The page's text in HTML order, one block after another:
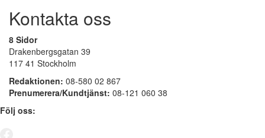
Kontakta oss
8 Sidor
Drakenbergsgatan 39
117 41 Stockholm
Redaktionen: 08-580 02 867
Prenumerera/Kundtjänst: 08-121 060 38
Följ oss: